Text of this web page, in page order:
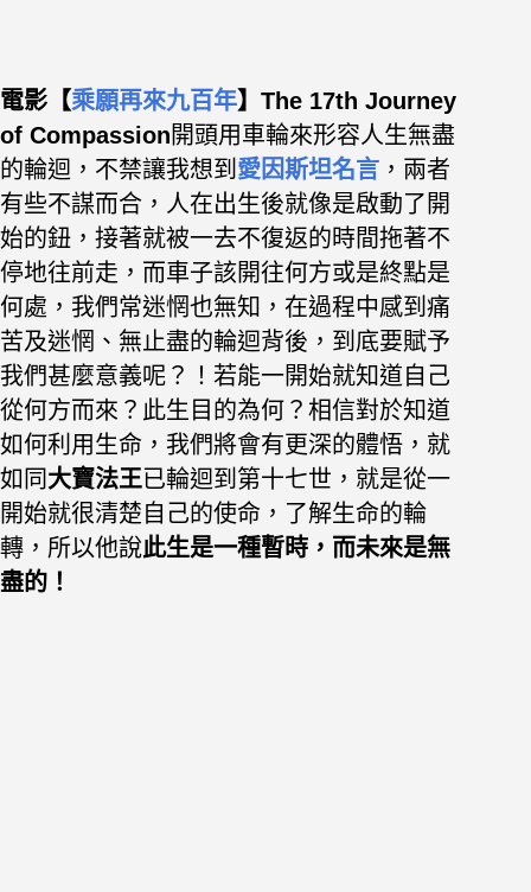
電影【乘願再來九百年】 The 17th Journey
of Compassion開頭用車輪來形容人生無盡
的輪迴，不禁讓我想到 愛因斯坦名言 ，兩者
有些不謀而合，人在出生後就像是啟動了開
始的鈕， 接著就被一去不復返的時間拖著不
停地往前走， 而車子該開往何方或是終點是
何處，我們常迷惘也無知， 在過程中感到痛
苦及迷惘、無止盡的輪迴背後， 到底要賦予
我們甚麼意義呢？！若能一開始就知道自己
從何方而來？此生目的為何？ 相信對於知道
如何利用生命，我們將會有更深的體悟，就
如同 大寶法王已輪迴到第十七世， 就是從一
開始就很清楚自己的使命，了解生命的輪
轉， 所以他說此生是一種暫時，而未來是無
盡的！